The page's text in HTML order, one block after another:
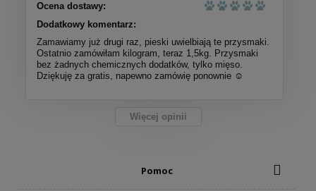
Ocena dostawy:
Dodatkowy komentarz:
Zamawiamy już drugi raz, pieski uwielbiają te przysmaki.
Ostatnio zamówiłam kilogram, teraz 1,5kg. Przysmaki
bez żadnych chemicznych dodatków, tylko mięso.
Dziękuję za gratis, napewno zamówię ponownie ☺️
Więcej opinii
Pomoc